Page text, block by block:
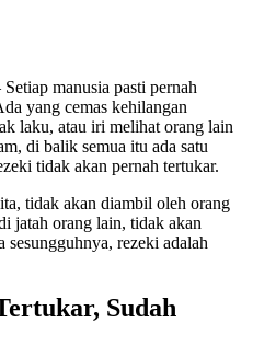
Setiap manusia pasti pernah
yang cemas kehilangan
laku, atau iri melihat orang lain
di balik semua itu ada satu
tidak akan pernah tertukar.
tidak akan diambil oleh orang
jatah orang lain, tidak akan
rezeki adalah
Sudah